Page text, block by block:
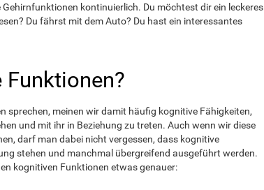
kontinuierlich. Du möchtest dir ein leckeres
Du fährst mit dem Auto? Du hast ein interessantes
sprechen, meinen wir damit häufig kognitive Fähigkeiten,
und mit ihr in Beziehung zu treten. Auch wenn wir diese
darf man dabei nicht vergessen, dass kognitive
stehen und manchmal übergreifend ausgeführt werden.
kognitiven Funktionen etwas genauer: